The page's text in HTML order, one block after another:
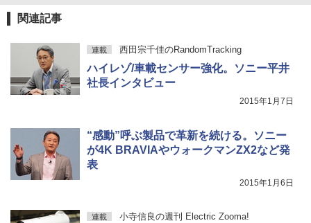
関連記事
連載 西田宗千佳のRandomTracking
ハイレゾ/車載センサー強化。ソニー平井
社長インタビュー
2015年1月7日
“感動”呼ぶ製品で革新を続ける。ソニー
が4K BRAVIAやウォークマンZX2など発
表
2015年1月6日
連載 小寺信良の週刊 Electric Zooma!